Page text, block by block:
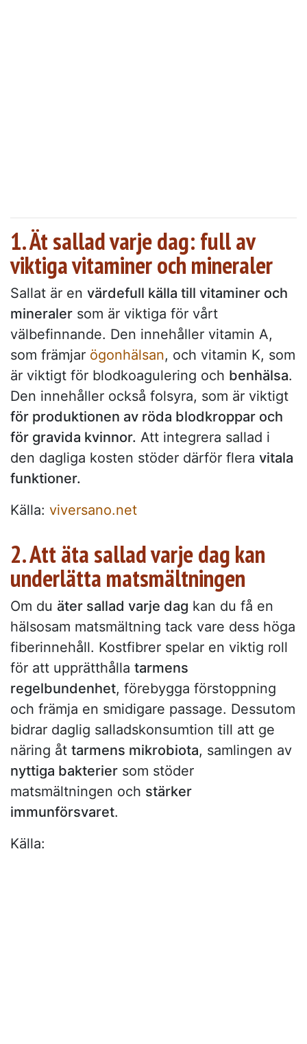
1. Ät sallad varje dag: full av
viktiga vitaminer och mineraler
Sallat är en värdefull källa till vitaminer och
mineraler som är viktiga för vårt
välbefinnande. Den innehåller vitamin A,
som främjar ögonhälsan, och vitamin K, som
är viktigt för blodkoagulering och benhälsa.
Den innehåller också folsyra, som är viktigt
för produktionen av röda blodkroppar och
för gravida kvinnor. Att integrera sallad i
den dagliga kosten stöder därför flera vitala
funktioner.
Källa: viversano.net
2. Att äta sallad varje dag kan
underlätta matsmältningen
Om du äter sallad varje dag kan du få en
hälsosam matsmältning tack vare dess höga
fiberinnehåll. Kostfibrer spelar en viktig roll
för att upprätthålla tarmens
regelbundenhet, förebygga förstoppning
och främja en smidigare passage. Dessutom
bidrar daglig salladskonsumtion till att ge
näring åt tarmens mikrobiota, samlingen av
nyttiga bakterier som stöder
matsmältningen och stärker
immunförsvaret.
Källa: